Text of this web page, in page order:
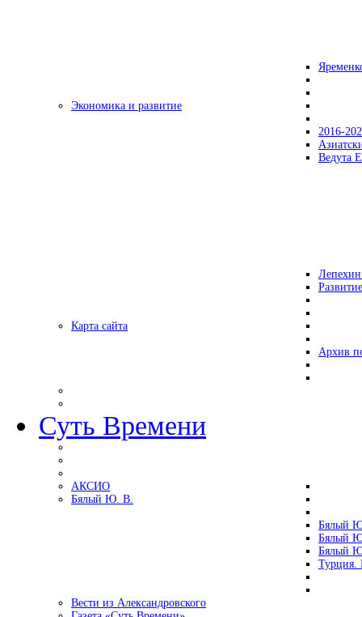
Экономика и развитие
2016-
Ведута
Карта сайта
Архив
Суть Времени
АКСИО
Бялый Ю. В.
Бялый
Бялый
Бялый
Турция.
Вести из Александровского